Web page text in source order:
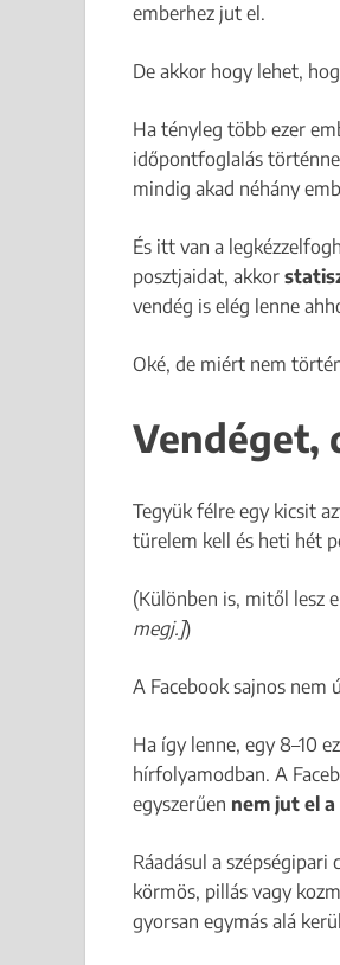
emberhez jut el.
De akkor hogy lehet,
Ha tényleg több ezer
időpontfoglalás
mindig akad néhány
És itt van a
posztjaidat, akkor
vendég is elég lenne
Oké, de miért nem
Vendéget,
Tegyük félre egy kicsit
türelem kell és heti hét
(Különben is, mitől lesz
megj.])
A Facebook sajnos
Ha így lenne, egy 8–10
hírfolyamodban. A
egyszerűen nem jut el
Ráadásul a
körmös, pillás vagy
gyorsan egymás alá